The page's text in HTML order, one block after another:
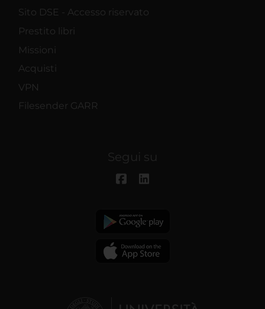
Sito DSE - Accesso riservato
Prestito libri
Missioni
Acquisti
VPN
Filesender GARR
Segui su